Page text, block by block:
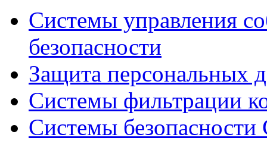
Системы управления
безопасности
Защита персональных
Системы фильтрации
Системы безопасности